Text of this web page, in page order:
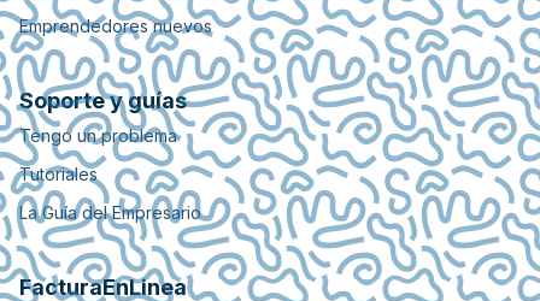
Emprendedores nuevos
Soporte y guías
Tengo un problema
Tutoriales
La Guía del Empresario
FacturaEnLinea